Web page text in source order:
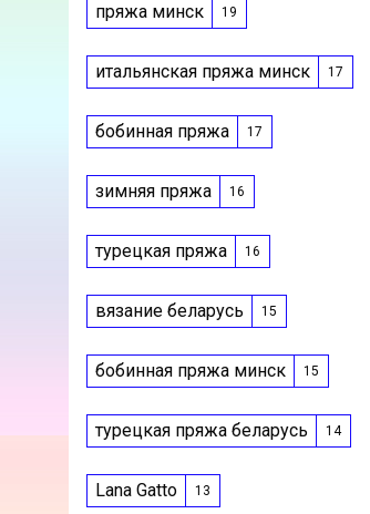
пряжа минск 19
итальянская пряжа минск 17
бобинная пряжа 17
зимняя пряжа 16
турецкая пряжа 16
вязание беларусь 15
бобинная пряжа минск 15
турецкая пряжа беларусь 14
Lana Gatto 13